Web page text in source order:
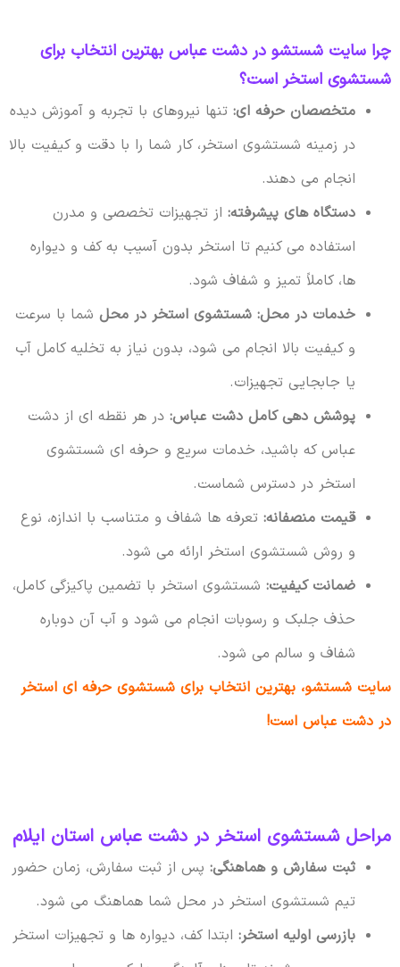
چرا سایت شستشو در دشت عباس بهترین انتخاب برای
شستشوی استخر است؟
متخصصان حرفه ای:تنها نیروهای با تجربه و آموزش دیده
در زمینه شستشوی استخر، کار شما را با دقت و کیفیت بالا
انجام می دهند.
دستگاه های پیشرفته:از تجهیزات تخصصی و مدرن
استفاده می کنیم تا استخر بدون آسیب به کف و دیواره
ها، کاملاً تمیز و شفاف شود.
خدمات در محل: شستشوی استخر در محلشما با سرعت
و کیفیت بالا انجام می شود، بدون نیاز به تخلیه کامل آب
یا جابجایی تجهیزات.
پوشش دهی کامل دشت عباس:در هر نقطه ای از دشت
عباس که باشید، خدمات سریع و حرفه ای شستشوی
استخر در دسترس شماست.
قیمت منصفانه:تعرفه ها شفاف و متناسب با اندازه، نوع
و روش شستشوی استخر ارائه می شود.
ضمانت کیفیت:شستشوی استخر با تضمین پاکیزگی کامل،
حذف جلبک و رسوبات انجام می شود و آب آن دوباره
شفاف و سالم می شود.
سایت شستشو، بهترین انتخاب برای شستشوی حرفه ای استخر
در دشت عباس است!
مراحل شستشوی استخر در دشت عباس استان ایلام
ثبت سفارش و هماهنگی:پس از ثبت سفارش، زمان حضور
تیم شستشوی استخر در محل شما هماهنگ می شود.
بازرسی اولیه استخر:ابتدا کف، دیواره ها و تجهیزات استخر